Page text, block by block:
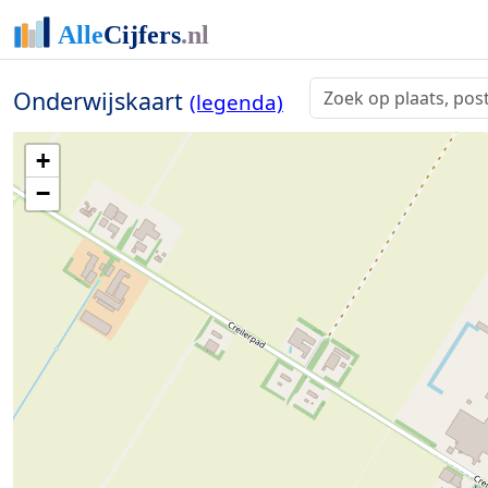
Onderwijskaart (legenda)
+
−